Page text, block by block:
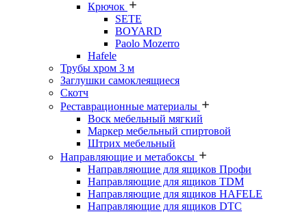
Крючок
SETE
BOYARD
Paolo Mozerro
Hafele
Трубы хром 3 м
Заглушки самоклеящиеся
Скотч
Реставрационные материалы
Воск мебельный мягкий
Маркер мебельный спиртовой
Штрих мебельный
Направляющие и метабоксы
Направляющие для ящиков Профи
Направляющие для ящиков TDM
Направляющие для ящиков HAFELE
Направляющие для ящиков DTC